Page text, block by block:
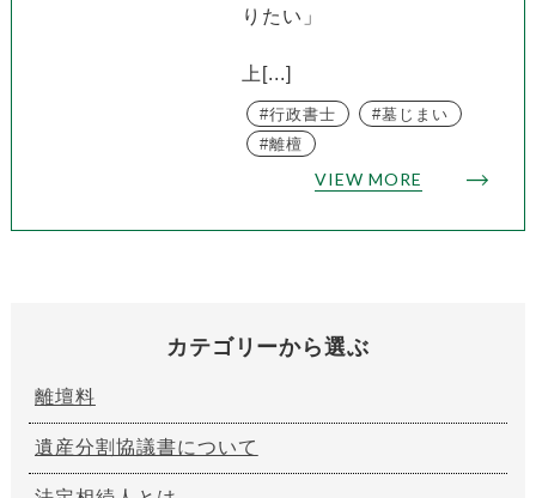
りたい」
上[...]
行政書士
墓じまい
離檀
VIEW MORE
カテゴリーから選ぶ
離壇料
遺産分割協議書について